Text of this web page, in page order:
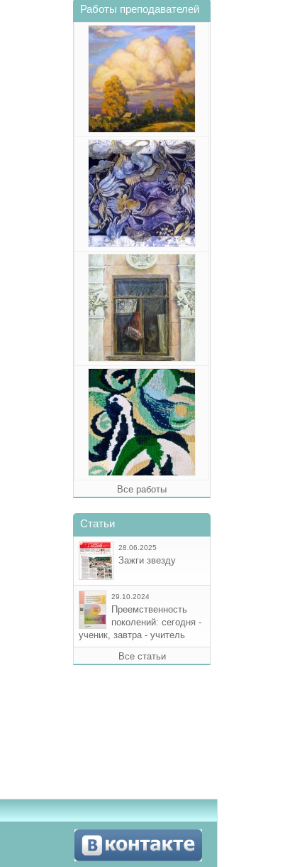
Работы преподавателей
Все работы
Статьи
28.06.2025
Зажги звезду
29.10.2024
Преемственность
поколений: сегодня -
ученик, завтра - учитель
Все статьи